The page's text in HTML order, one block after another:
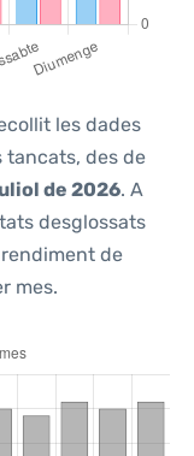
les dades
tancats, des de
de 2026. A
desglossats
de
mes.